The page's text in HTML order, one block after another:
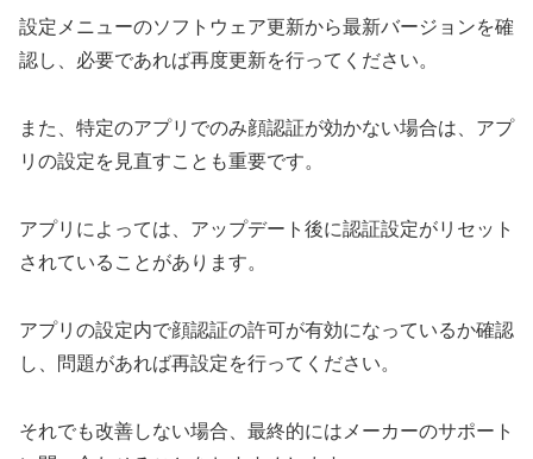
設定メニューのソフトウェア更新から最新バージョンを確
認し、必要であれば再度更新を行ってください。
また、特定のアプリでのみ顔認証が効かない場合は、アプ
リの設定を見直すことも重要です。
アプリによっては、アップデート後に認証設定がリセット
されていることがあります。
アプリの設定内で顔認証の許可が有効になっているか確認
し、問題があれば再設定を行ってください。
それでも改善しない場合、最終的にはメーカーのサポート